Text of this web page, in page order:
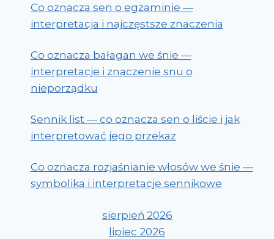
Co oznacza sen o egzaminie —
interpretacja i najczęstsze znaczenia
Co oznacza bałagan we śnie —
interpretacje i znaczenie snu o
nieporządku
Sennik list — co oznacza sen o liście i jak
interpretować jego przekaz
Co oznacza rozjaśnianie włosów we śnie —
symbolika i interpretacje sennikowe
sierpień 2026
lipiec 2026